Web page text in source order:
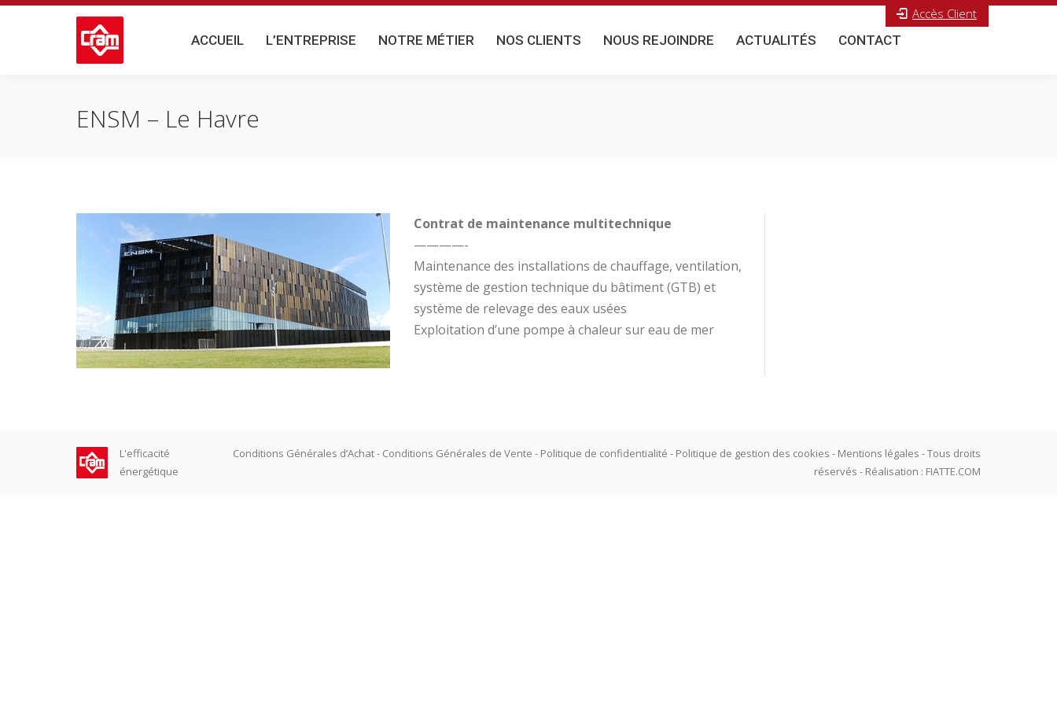
Accès Client
ACCUEIL
L’ENTREPRISE NOTRE MÉTIER NOS CLIENTS NOUS REJOINDRE ACTUALITÉS CONTACT
ENSM – Le Havre
Contrat de maintenance multitechnique
————-
Maintenance des installations de chauffage, ventilation,
système de gestion technique du bâtiment (GTB) et
système de relevage des eaux usées
Exploitation d’une pompe à chaleur sur eau de mer
L'efficacité
énergétique
Conditions Générales d’Achat- Conditions Générales de Vente - Politique de confidentialité - Politique de gestion des cookies - Mentions légales - Tous droits
réservés - Réalisation : FIATTE.COM
CONTACT